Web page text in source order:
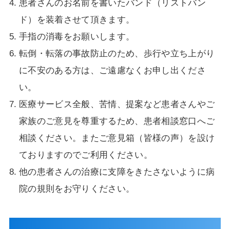
患者さんのお名前を書いたバンド（リストバン
ド）を装着させて頂きます。
手指の消毒をお願いします。
転倒・転落の事故防止のため、歩行や立ち上がり
に不安のある方は、ご遠慮なくお申し出くださ
い。
医療サービス全般、苦情、提案など患者さんやご
家族のご意見を尊重するため、患者相談窓口へご
相談ください。またご意見箱（皆様の声）を設け
ておりますのでご利用ください。
他の患者さんの治療に支障をきたさないように病
院の規則をお守りください。